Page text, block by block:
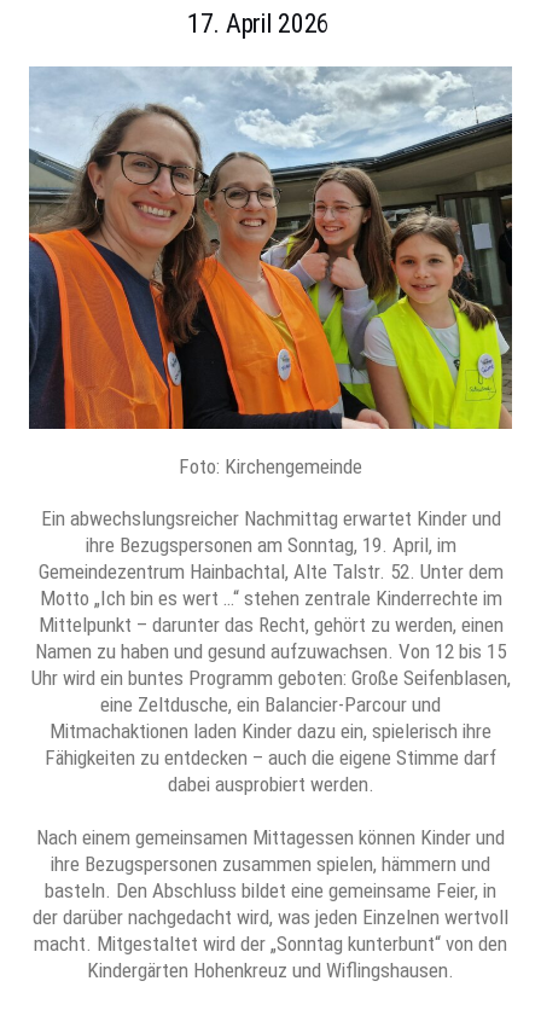
17. April 2026
Foto: Kirchengemeinde
Ein abwechslungsreicher Nachmittag erwartet Kinder und
ihre Bezugspersonen am Sonntag, 19. April, im
Gemeindezentrum Hainbachtal, Alte Talstr. 52. Unter dem
Motto „Ich bin es wert …“ stehen zentrale Kinderrechte im
Mittelpunkt – darunter das Recht, gehört zu werden, einen
Namen zu haben und gesund aufzuwachsen. Von 12 bis 15
Uhr wird ein buntes Programm geboten: Große Seifenblasen,
eine Zeltdusche, ein Balancier-Parcour und
Mitmachaktionen laden Kinder dazu ein, spielerisch ihre
Fähigkeiten zu entdecken – auch die eigene Stimme darf
dabei ausprobiert werden.
Nach einem gemeinsamen Mittagessen können Kinder und
ihre Bezugspersonen zusammen spielen, hämmern und
basteln. Den Abschluss bildet eine gemeinsame Feier, in
der darüber nachgedacht wird, was jeden Einzelnen wertvoll
macht. Mitgestaltet wird der „Sonntag kunterbunt“ von den
Kindergärten Hohenkreuz und Wiflingshausen.